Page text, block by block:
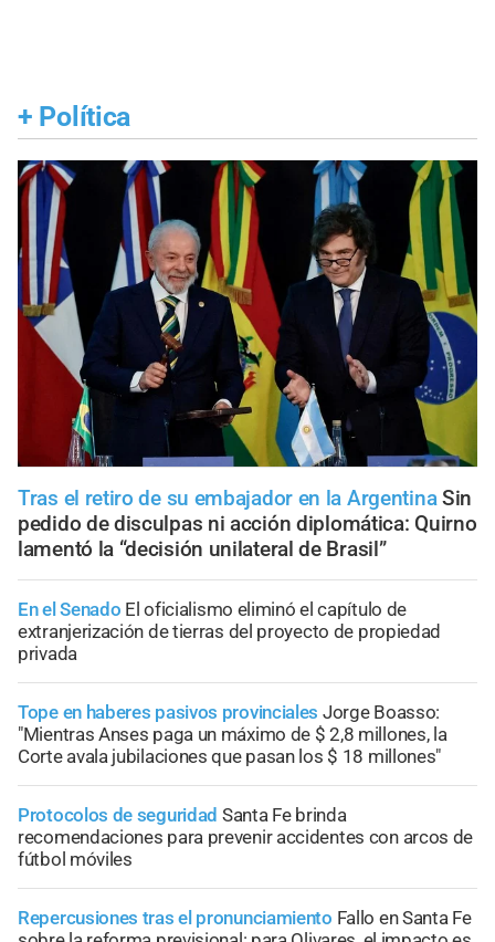
+ Política
Tras el retiro de su embajador en la Argentina Sin
pedido de disculpas ni acción diplomática: Quirno
lamentó la “decisión unilateral de Brasil”
En el Senado El oficialismo eliminó el capítulo de
extranjerización de tierras del proyecto de propiedad
privada
Tope en haberes pasivos provinciales Jorge Boasso:
"Mientras Anses paga un máximo de $ 2,8 millones, la
Corte avala jubilaciones que pasan los $ 18 millones"
Protocolos de seguridad Santa Fe brinda
recomendaciones para prevenir accidentes con arcos de
fútbol móviles
Repercusiones tras el pronunciamiento Fallo en Santa Fe